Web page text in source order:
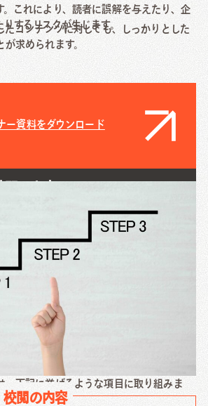
。これにより、読者に誤解を与えたり、企
するリスクが生じます。
コンテンツに対しても、しっかりとした
求められます。
ー資料をダウンロード
、下記に挙げるような項目に取り組みま
校閲の内容